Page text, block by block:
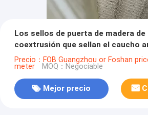
Los sellos de puerta de madera de
coextrusión que sellan el caucho
tiras Weatherstrips
Precio：FOB Guangzhou or Foshan
meter MOQ：Negociable
Mejor precio